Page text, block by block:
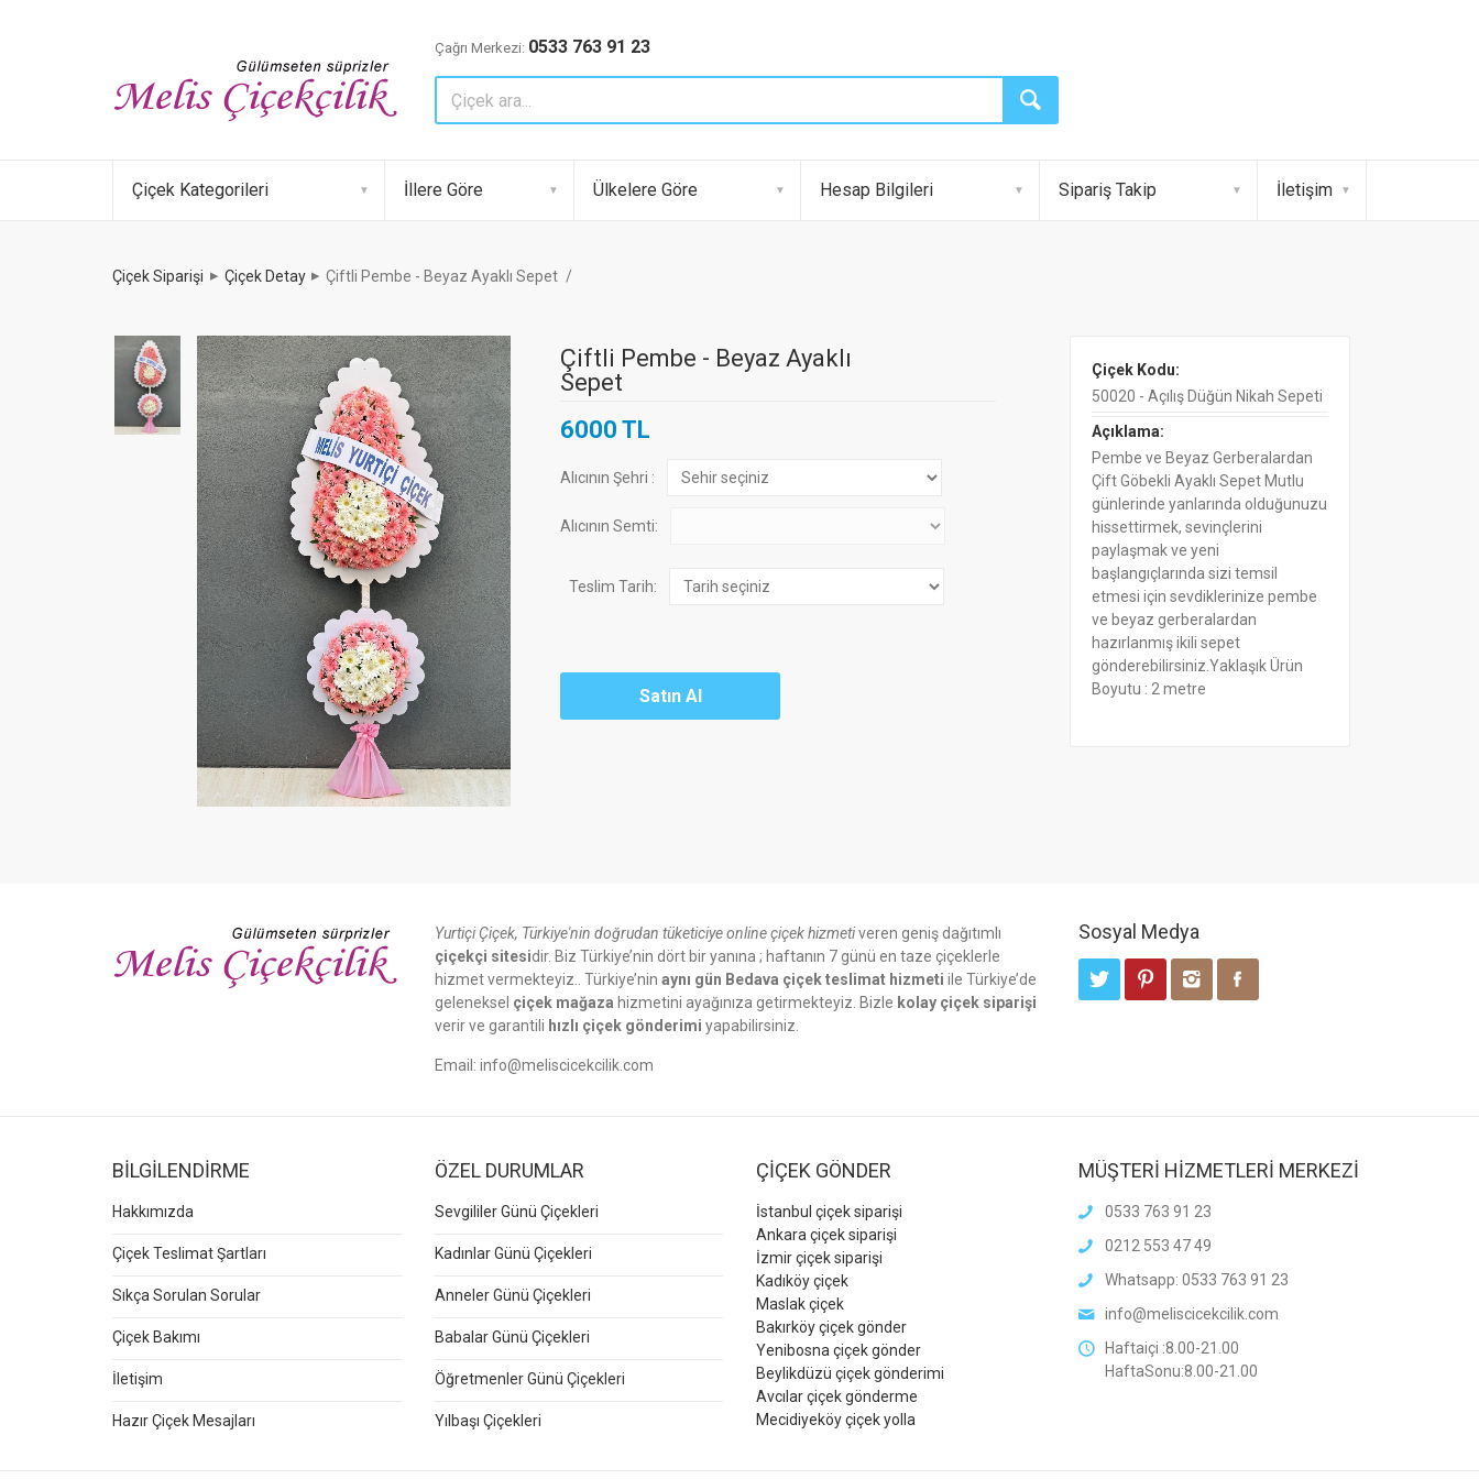
Çağrı Merkezi: 0533 763 91 23
Çiçek Kategorileri İllere Göre Ülkelere Göre Hesap Bilgileri Sipariş Takip İletişim
Çiçek Siparişi Çiçek Detay Çiftli Pembe - Beyaz Ayaklı Sepet
Çiftli Pembe - Beyaz Ayaklı
Sepet
6000 TL
Alıcının Şehri :
Alıcının Semti:
Teslim Tarih:
Çiçek Kodu:
50020 - Açılış Düğün Nikah Sepeti
Açıklama:
Pembe ve Beyaz Gerberalardan
Çift Göbekli Ayaklı Sepet Mutlu
günlerinde yanlarında olduğunuzu
hissettirmek, sevinçlerini
paylaşmak ve yeni
başlangıçlarında sizi temsil
etmesi için sevdiklerinize pembe
ve beyaz gerberalardan
hazırlanmış ikili sepet
gönderebilirsiniz.Yaklaşık Ürün
Boyutu : 2 metre
Yurtiçi Çiçek, Türkiye'nin doğrudan tüketiciye online çiçek hizmetiveren geniş dağıtımlı
çiçekçi sitesidir. Biz Türkiye’nin dört bir yanına ; haftanın 7 günü en taze çiçeklerle
hizmet vermekteyiz.. Türkiye’nin aynı gün Bedava çiçek teslimat hizmeti ile Türkiye’de
geleneksel çiçek mağaza hizmetini ayağınıza getirmekteyiz. Bizle kolay çiçek siparişi
verir ve garantili hızlı çiçek gönderimi yapabilirsiniz.
Email: info@meliscicekcilik.com
Sosyal Medya
BİLGİLENDİRME
Hakkımızda
Çiçek Teslimat Şartları
Sıkça Sorulan Sorular
Çiçek Bakımı
İletişim
Hazır Çiçek Mesajları
ÖZEL DURUMLAR
Sevgililer Günü Çiçekleri
Kadınlar Günü Çiçekleri
Anneler Günü Çiçekleri
Babalar Günü Çiçekleri
Öğretmenler Günü Çiçekleri
Yılbaşı Çiçekleri
ÇİÇEK GÖNDER
İstanbul çiçek siparişi
Ankara çiçek siparişi
İzmir çiçek siparişi
Kadıköy çiçek
Maslak çiçek
Bakırköy çiçek gönder
Yenibosna çiçek gönder
Beylikdüzü çiçek gönderimi
Avcılar çiçek gönderme
Mecidiyeköy çiçek yolla
MÜŞTERİ HİZMETLERİ MERKEZİ
0533 763 91 23
0212 553 47 49
Whatsapp: 0533 763 91 23
info@meliscicekcilik.com
Haftaiçi :8.00-21.00
HaftaSonu:8.00-21.00